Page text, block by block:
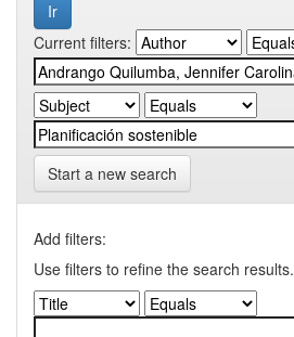
Current filters:
Start a new search
Add filters:
Use filters to refine the search results.